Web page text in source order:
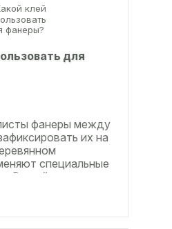
для
фанеры между
их на
специальные
В этой статье
клей...